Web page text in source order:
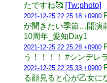
たですね🥰 [Tw:photo]
2021-12-25 22:25:18 +0900
が聞きたい季節…開演
10周年_愛知Day1
2021-12-25 22:25:28 +0900
う！！！！ #シンデレ
2021-12-25 22:25:33 +0900
る顔見ると心が乙女に